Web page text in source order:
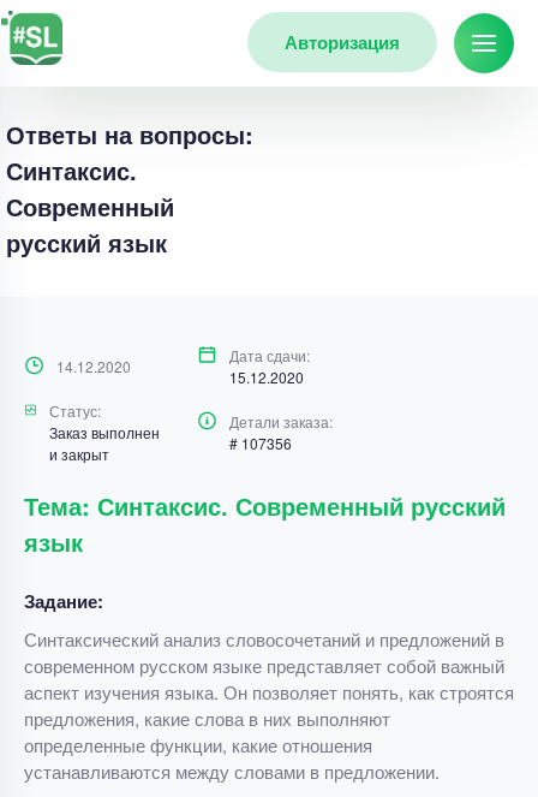
Авторизация
Ответы на вопросы:
Синтаксис.
Современный
русский язык
14.12.2020
Дата сдачи:
15.12.2020
Статус:
Заказ выполнен
и закрыт
Детали заказа:
# 107356
Тема: Синтаксис. Современный русский
язык
Задание:
Синтаксический анализ словосочетаний и предложений в
современном русском языке представляет собой важный
аспект изучения языка. Он позволяет понять, как строятся
предложения, какие слова в них выполняют
определенные функции, какие отношения
устанавливаются между словами в предложении.